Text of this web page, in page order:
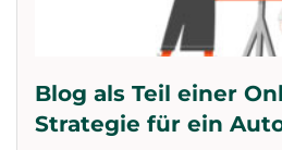
Blog als Teil einer
Strategie für ein